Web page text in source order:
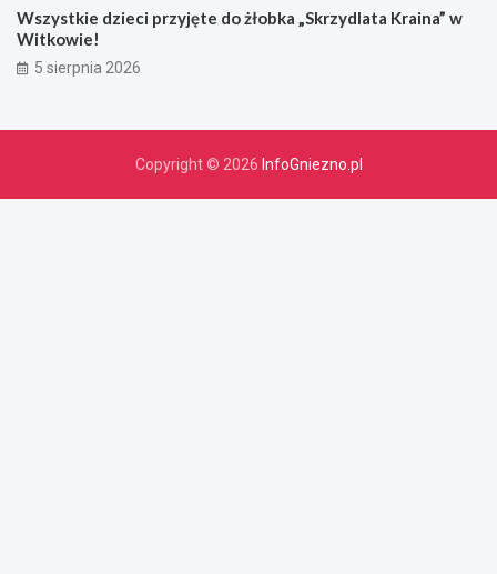
Wszystkie dzieci przyjęte do żłobka „Skrzydlata Kraina” w
Witkowie!
5 sierpnia 2026
Copyright © 2026 InfoGniezno.pl